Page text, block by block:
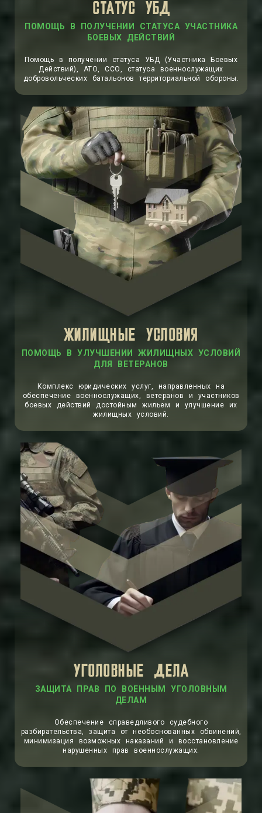
СТАТУС УБД
ПОМОЩЬ В ПОЛУЧЕНИИ СТАТУСА УЧАСТНИКА
БОЕВЫХ ДЕЙСТВИЙ
Помощь в получении статуса УБД (Участника Боевых
Действий), АТО, ССО, статуса военнослужащих
добровольческих батальонов территориальной обороны.
ЖИЛИЩНЫЕ УСЛОВИЯ
ПОМОЩЬ В УЛУЧШЕНИИ ЖИЛИЩНЫХ УСЛОВИЙ
ДЛЯ ВЕТЕРАНОВ
Комплекс юридических услуг, направленных на
обеспечение военнослужащих, ветеранов и участников
боевых действий достойным жильем и улучшение их
жилищных условий.
УГОЛОВНЫЕ ДЕЛА
ЗАЩИТА ПРАВ ПО ВОЕННЫМ УГОЛОВНЫМ
ДЕЛАМ
Обеспечение справедливого судебного
разбирательства, защита от необоснованных обвинений,
минимизация возможных наказаний и восстановление
нарушенных прав военнослужащих.